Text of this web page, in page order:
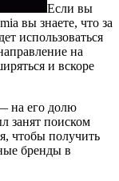
Если вы
вы знаете, что за
использоваться
на
и вскоре
на его долю
занят поиском
чтобы получить
бренды в